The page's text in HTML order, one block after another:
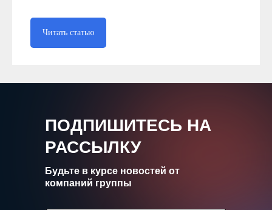
Читать статью
ПОДПИШИТЕСЬ НА
РАССЫЛКУ
Будьте в курсе новостей от
компаний группы